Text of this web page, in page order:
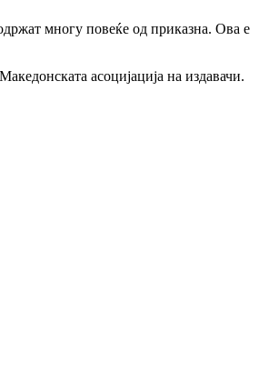
многу повеќе од приказна. Ова е
асоцијација на издавачи.